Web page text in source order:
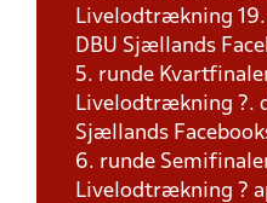
Livelodtrækning
DBU Sjællands
5. runde
Livelodtrækning ?.
Sjællands
6. runde
Livelodtrækning ?